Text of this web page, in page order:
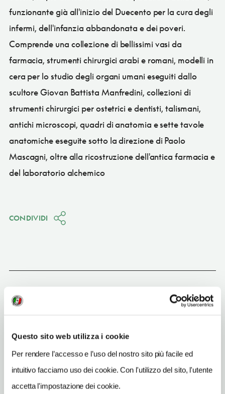
Questo sito web utilizza i cookie
Per rendere l’accesso e l’uso del nostro sito più facile ed
intuitivo facciamo uso dei cookie. Con l'utilizzo del sito, l'utente
accetta l'impostazione dei cookie.
funzionante già all'inizio del Duecento per la cura degli
infermi, dell'infanzia abbandonata e dei poveri.
Comprende una collezione di bellissimi vasi da
farmacia, strumenti chirurgici arabi e romani, modelli in
cera per lo studio degli organi umani eseguiti dallo
scultore Giovan Battista Manfredini, collezioni di
strumenti chirurgici per ostetrici e dentisti, talismani,
antichi microscopi, quadri di anatomia e sette tavole
anatomiche eseguite sotto la direzione di Paolo
Mascagni, oltre alla ricostruzione dell'antica farmacia e
del laboratorio alchemico
CONDIVIDI
INDIRIZZO
lungotevere in Sassia 3 - 00193
Lazio IT